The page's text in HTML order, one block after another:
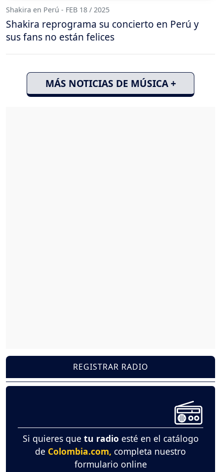
Shakira en Perú - FEB 18 / 2025
Shakira reprograma su concierto en Perú y
sus fans no están felices
MÁS NOTICIAS DE MÚSICA +
REGISTRAR RADIO
Si quieres que tu radio esté en el catálogo
de Colombia.com, completa nuestro
formulario online